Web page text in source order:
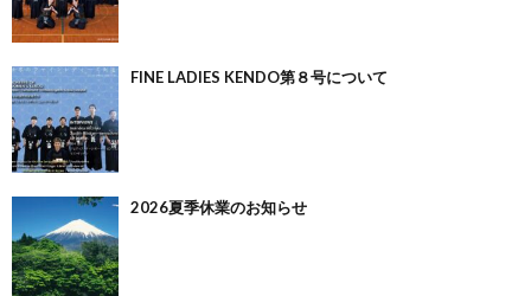
FINE LADIES KENDO第８号について
2026夏季休業のお知らせ